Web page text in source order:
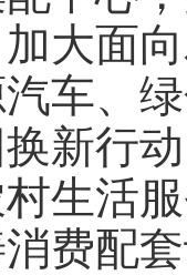
大面
车、
新行
生活
费配